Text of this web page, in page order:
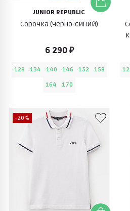
JUNIOR REPUBLIC
Cорочка (черно-синий)
6 290 ₽
128 134 140 146 152
158
164
170
-20%